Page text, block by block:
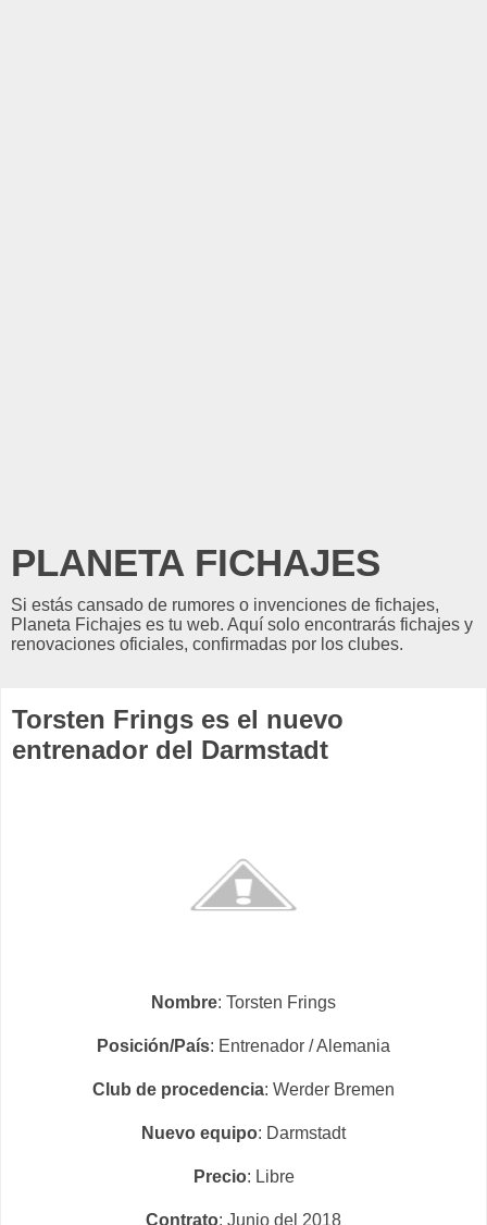
PLANETA FICHAJES
Si estás cansado de rumores o invenciones de fichajes,
Planeta Fichajes es tu web. Aquí solo encontrarás fichajes y
renovaciones oficiales, confirmadas por los clubes.
Torsten Frings es el nuevo
entrenador del Darmstadt
Nombre: Torsten Frings
Posición/País: Entrenador / Alemania
Club de procedencia: Werder Bremen
Nuevo equipo: Darmstadt
Precio: Libre
Contrato: Junio del 2018